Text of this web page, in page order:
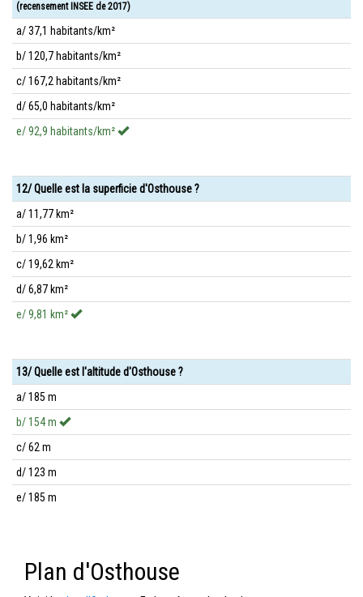
(recensement INSEE de 2017)
a/ 37,1 habitants/km²
b/ 120,7 habitants/km²
c/ 167,2 habitants/km²
d/ 65,0 habitants/km²
e/ 92,9 habitants/km²
12/ Quelle est la superficie d'Osthouse ?
a/ 11,77 km²
b/ 1,96 km²
c/ 19,62 km²
d/ 6,87 km²
e/ 9,81 km²
13/ Quelle est l'altitude d'Osthouse ?
a/ 185 m
b/ 154 m
c/ 62 m
d/ 123 m
e/ 185 m
Plan d'Osthouse